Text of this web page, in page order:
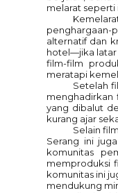
melarat seperti
alternatif dan
hotel—jika latar
film-film
meratapi
Setelah
menghadirkan
yang dibalut
kurang ajar
Selain
Serang ini
komunitas
memproduksi
komunitas ini
mendukung